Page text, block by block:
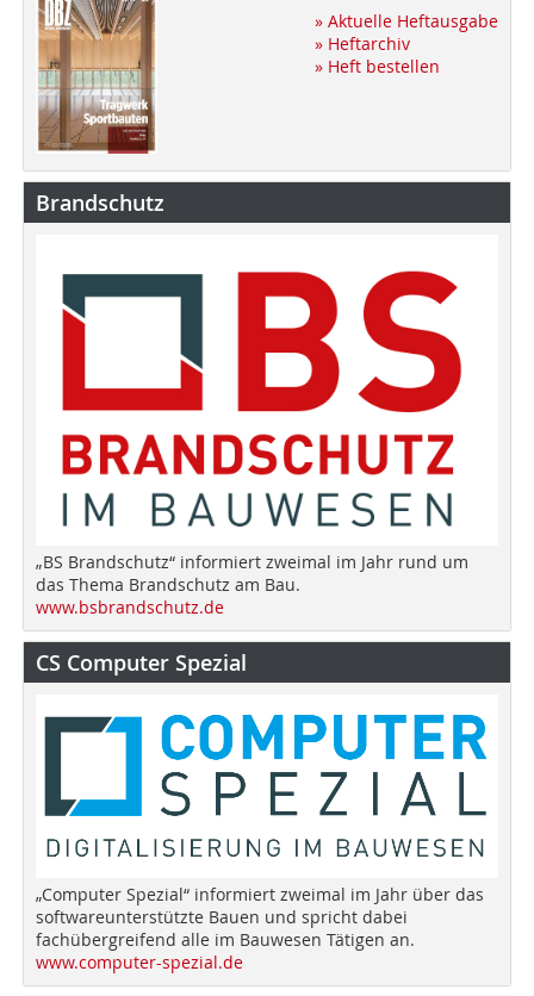
» Aktuelle Heftausgabe
» Heftarchiv
» Heft bestellen
Brandschutz
„BS Brandschutz“ informiert zweimal im Jahr rund um
das Thema Brandschutz am Bau.
www.bsbrandschutz.de
CS Computer Spezial
„Computer Spezial“ informiert zweimal im Jahr über das
softwareunterstützte Bauen und spricht dabei
fachübergreifend alle im Bauwesen Tätigen an.
www.computer-spezial.de